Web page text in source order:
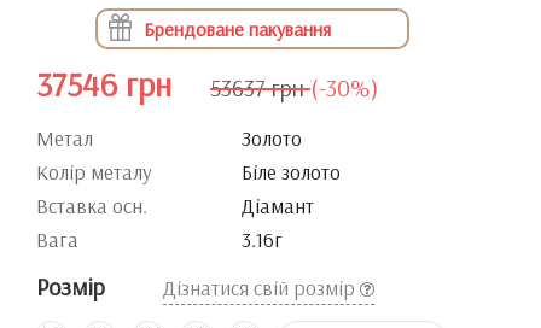
Брендоване пакування
37546 грн 53637 грн (-30%)
Метал
Золото
Колір металу
Біле золото
Вставка осн.
Діамант
Вага
3.16г
Розмір Дізнатися свій розмір